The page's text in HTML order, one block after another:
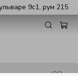
9с1, рум 215